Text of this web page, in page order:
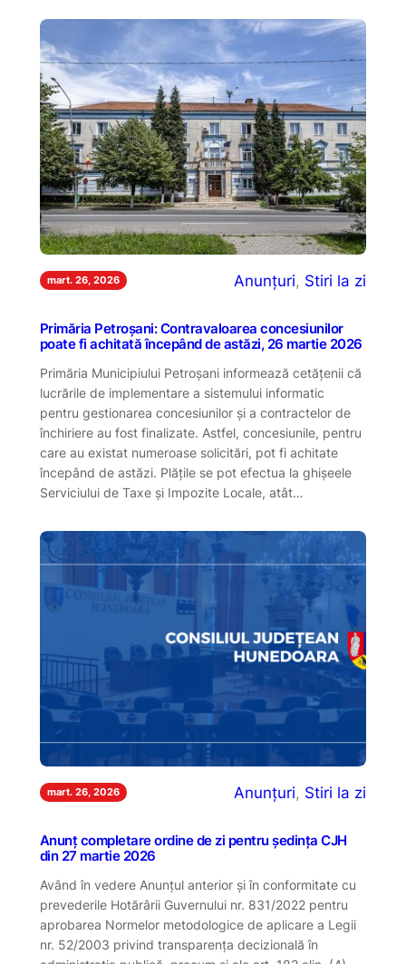
mart. 26, 2026 Anunțuri, Stiri la zi
Primăria Petroșani: Contravaloarea concesiunilor
poate fi achitată începând de astăzi, 26 martie 2026
Primăria Municipiului Petroșani informează cetățenii că
lucrările de implementare a sistemului informatic
pentru gestionarea concesiunilor și a contractelor de
închiriere au fost finalizate. Astfel, concesiunile, pentru
care au existat numeroase solicitări, pot fi achitate
începând de astăzi. Plățile se pot efectua la ghișeele
Serviciului de Taxe și Impozite Locale, atât…
mart. 26, 2026 Anunțuri, Stiri la zi
Anunț completare ordine de zi pentru ședința CJH
din 27 martie 2026
Având în vedere Anunțul anterior și în conformitate cu
prevederile Hotărârii Guvernului nr. 831/2022 pentru
aprobarea Normelor metodologice de aplicare a Legii
nr. 52/2003 privind transparenţa decizională în